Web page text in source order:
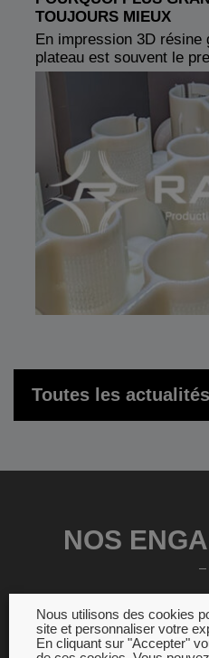
TOUJOURS MIEUX
En impression 3D
plateau est souvent le
Toutes les actualités
NOS
Nous utilisons des cookies
site et personnaliser votre
En cliquant sur "Accepter"